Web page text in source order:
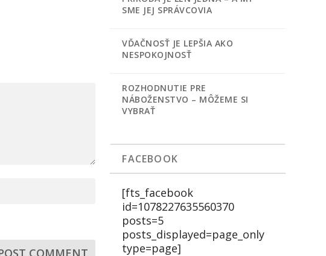
SME JEJ SPRÁVCOVIA
VĎAČNOSŤ JE LEPŠIA AKO
NESPOKOJNOSŤ
ROZHODNUTIE PRE
NÁBOŽENSTVO – MÔŽEME SI
VYBRAŤ
FACEBOOK
[fts_facebook
id=1078227635560370
posts=5
posts_displayed=page_only
type=page]